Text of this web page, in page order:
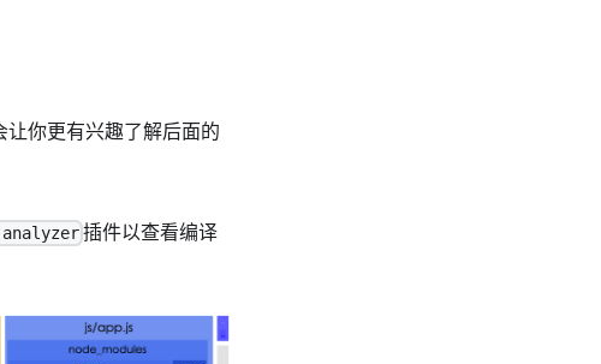
你更有兴趣了解后面的
analyzer 插件以查看编译